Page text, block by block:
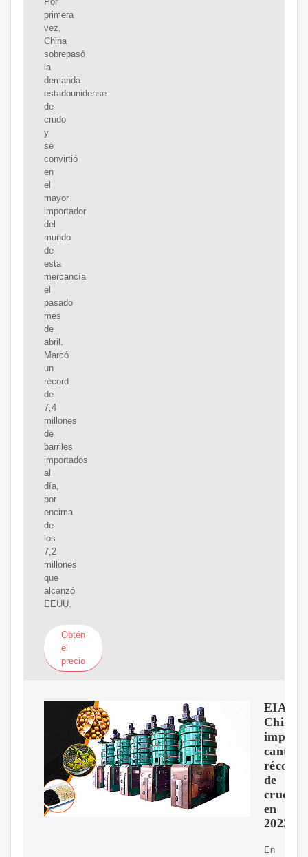
primera
vez,
China
sobrepasó
la
demanda
estadounidense
de
crudo
y
se
convirtió
en
el
mayor
importador
del
mundo
de
esta
mercancía
el
pasado
mes
de
abril.
Marcó
un
récord
de
7,4
millones
de
barriles
importados
al
día,
por
encima
de
los
7,2
millones
que
alcanzó
EEUU.
Obtén
el
precio
EIA:
China
récord
de
crudo
en
2023
En